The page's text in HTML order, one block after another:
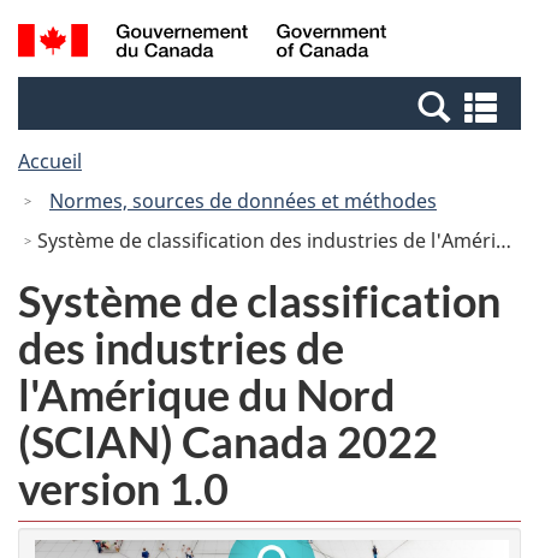
Passer
au
Passer
à
Canada
Recherche
et
et
Accueil
Normes, sources de données et méthodes
Système de classification des industries de l'Amérique du Nord (SCIAN) Canada 2022 version 1.0
Système de classification
des industries de
l'Amérique du Nord
(SCIAN) Canada 2022
version 1.0